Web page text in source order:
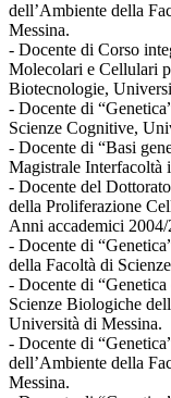
dell’Ambiente della
Messina.
- Docente di Corso
Molecolari e Cellulari
Biotecnologie,
- Docente di
Scienze Cognitive,
- Docente di “Basi
Magistrale Interfacoltà
- Docente del
della Proliferazione
Anni accademici
- Docente di
della Facoltà di
- Docente di
Scienze Biologiche
Università di Messina.
- Docente di
dell’Ambiente della
Messina.